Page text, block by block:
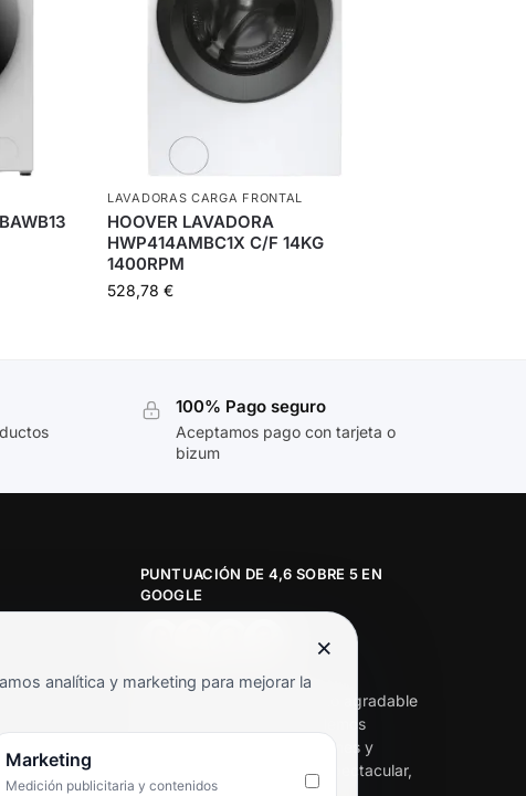
LAVADORAS CARGA FRONTAL
HOOVER LAVADORA
HWP414AMBC1X C/F 14KG
1400RPM
528,78€
100% Pago seguro
Aceptamos pago con tarjeta o
bizum
PUNTUACIÓN DE 4,6 SOBRE 5 EN
GOOGLE
★★★★★
«Servicio de calidad y trato agradable
con precios excelentes. Hemos
comprado en varias ocasiones y
siempre dan respuesta. Espectacular,
×
analítica y marketing para mejorar la
Marketing
Medición publicitaria y contenidos